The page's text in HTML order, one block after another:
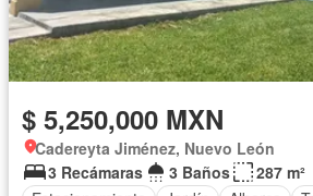
$ 5,250,000 MXN
Cadereyta Jiménez, Nuevo León
3 Recámaras
3 Baños
287 m²